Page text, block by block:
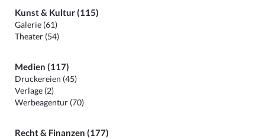
Kunst & Kultur (115)
Galerie (61)
Theater (54)
Medien (117)
Druckereien (45)
Verlage (2)
Werbeagentur (70)
Recht & Finanzen (177)